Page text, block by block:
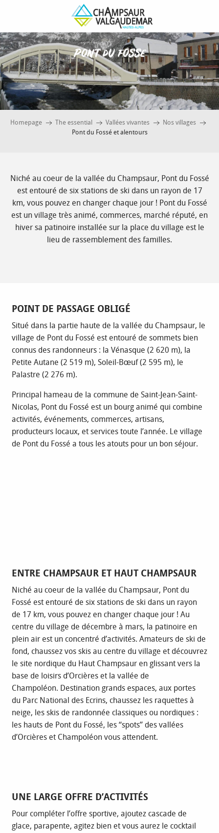
principal
Pont du fosse
Homepage The essential Vallées vivantes
Nos villages
Pont du Fossé et alentours
Niché au coeur de la vallée du Champsaur, Pont du Fossé
est entouré de six stations de ski dans un rayon de 17
km, vous pouvez en changer chaque jour ! Pont du Fossé
est un village très animé, commerces, marché réputé, en
hiver sa patinoire installée sur la place du village est le
lieu de rassemblement des familles.
POINT DE PASSAGE OBLIGÉ
Situé dans la partie haute de la vallée du Champsaur, le
village de Pont du Fossé est entouré de sommets bien
connus des randonneurs : la Vénasque (2 620 m), la
Petite Autane (2 519 m), Soleil-Bœuf (2 595 m), le
Palastre (2 276 m).
Principal hameau de la commune de Saint-Jean-Saint-
Nicolas, Pont du Fossé est un bourg animé qui combine
activités, événements, commerces, artisans,
producteurs locaux, et services toute l’année. Le village
de Pont du Fossé a tous les atouts pour un bon séjour.
ENTRE CHAMPSAUR ET HAUT CHAMPSAUR
Niché au coeur de la vallée du Champsaur, Pont du
Fossé est entouré de six stations de ski dans un rayon
de 17 km, vous pouvez en changer chaque jour ! Au
centre du village de décembre à mars, la patinoire en
plein air est un concentré d’activités. Amateurs de ski de
fond, chaussez vos skis au centre du village et découvrez
le site nordique du Haut Champsaur en glissant vers la
base de loisirs d’Orcières et la vallée de
Champoléon. Destination grands espaces, aux portes
du Parc National des Ecrins, chaussez les raquettes à
neige, les skis de randonnée classiques ou nordiques :
les hauts de Pont du Fossé, les “spots” des vallées
d’Orcières et Champoléon vous attendent.
UNE LARGE OFFRE D’ACTIVITÉS
Pour compléter l’offre sportive, ajoutez cascade de
glace, parapente, agitez bien et vous aurez le cocktail